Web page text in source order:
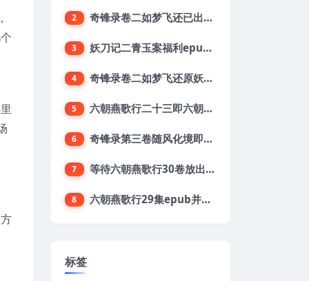
2 奇锋录卷二如梦飞还已出epub下载地址
3 妖刀记二青玉案福利epub，鱼龙舞16终结版txt下载
4 奇锋录卷二如梦飞还原妖刀2第二卷目录及梗概
5 六朝燕歌行二十三即六朝23集开始预定了
6 奇锋录第三卷随风化境即妖刀贰卷三开放下载
7 等待六朝燕歌行30卷放出上集之第六章阖家献祝
8 六朝燕歌行29集epub并期待下载六朝三十集
标签